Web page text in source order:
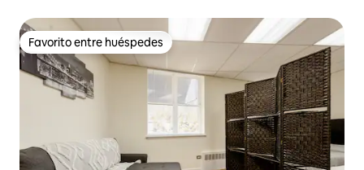
Favorito entre huéspedes
Favorito entre huéspedes